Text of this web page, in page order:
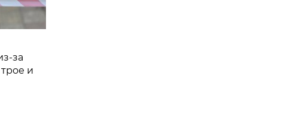
за
и